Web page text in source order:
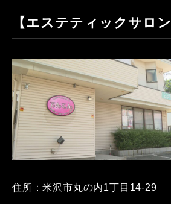
【エステティックサロ
住所：米沢市丸の内1丁目14-29